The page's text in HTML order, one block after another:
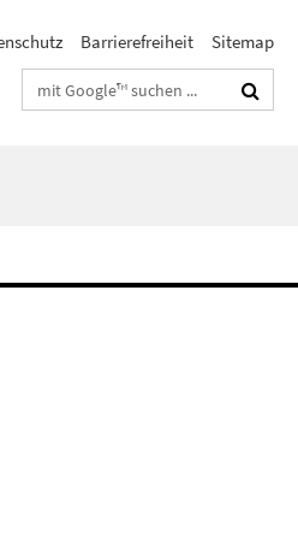
Barrierefreiheit Sitemap
Suchbegriffe